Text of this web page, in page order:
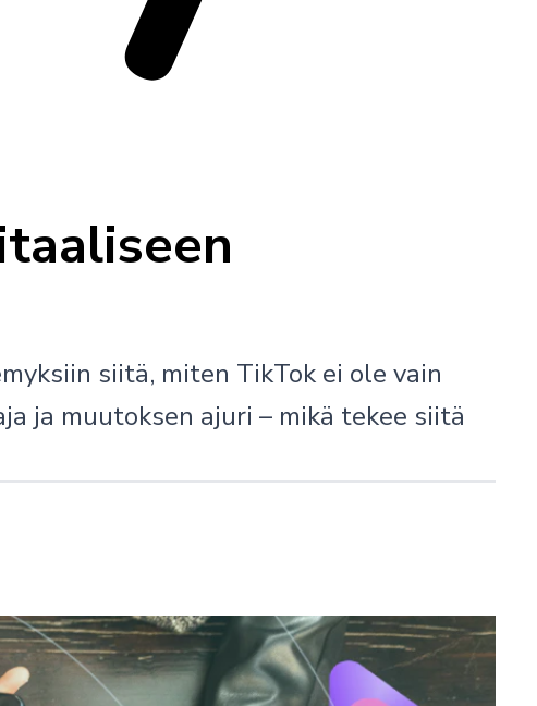
siitä, miten TikTok ei ole vain
ja muutoksen ajuri – mikä tekee siitä